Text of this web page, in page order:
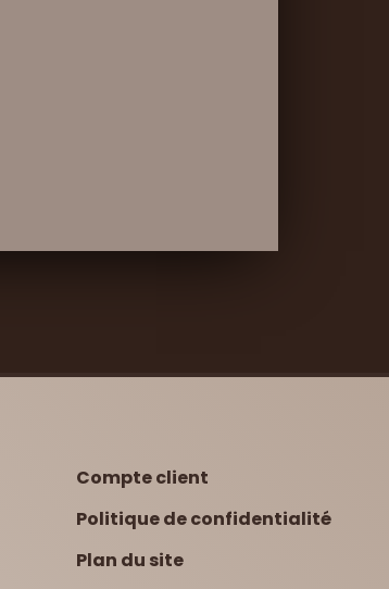
Compte client
Politique de confidentialité
Plan du site